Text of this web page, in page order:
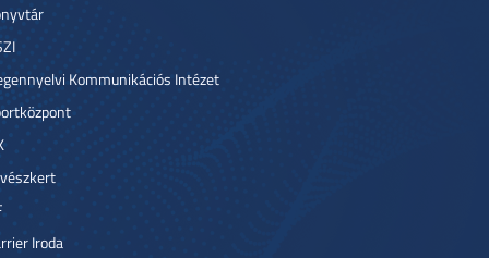
Kommunikációs Intézet
Iroda